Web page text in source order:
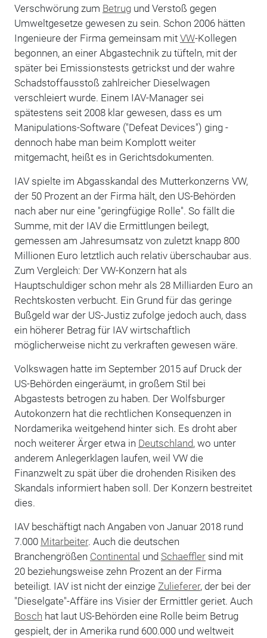
Verschwörung zum Betrugund Verstoß gegen
Umweltgesetze gewesen zu sein. Schon 2006 hätten
Ingenieure der Firma gemeinsam mit VW-Kollegen
begonnen, an einer Abgastechnik zu tüfteln, mit der
später bei Emissionstests getrickst und der wahre
Schadstoffausstoß zahlreicher Dieselwagen
verschleiert wurde. Einem IAV-Manager sei
spätestens seit 2008 klar gewesen, dass es um
Manipulations-Software ("Defeat Devices") ging -
dennoch habe man beim Komplott weiter
mitgemacht, heißt es in Gerichtsdokumenten.
IAV spielte im Abgasskandal des Mutterkonzerns VW,
der 50 Prozent an der Firma hält, den US-Behörden
nach aber nur eine "geringfügige Rolle". So fällt die
Summe, mit der IAV die Ermittlungen beilegt,
gemessen am Jahresumsatz von zuletzt knapp 800
Millionen Euro letztlich auch relativ überschaubar aus.
Zum Vergleich: Der VW-Konzern hat als
Hauptschuldiger schon mehr als 28 Milliarden Euro an
Rechtskosten verbucht. Ein Grund für das geringe
Bußgeld war der US-Justiz zufolge jedoch auch, dass
ein höherer Betrag für IAV wirtschaftlich
möglicherweise nicht zu verkraften gewesen wäre.
Volkswagen hatte im September 2015 auf Druck der
US-Behörden eingeräumt, in großem Stil bei
Abgastests betrogen zu haben. Der Wolfsburger
Autokonzern hat die rechtlichen Konsequenzen in
Nordamerika weitgehend hinter sich. Es droht aber
noch weiterer Ärger etwa in Deutschland, wo unter
anderem Anlegerklagen laufen, weil VW die
Finanzwelt zu spät über die drohenden Risiken des
Skandals informiert haben soll. Der Konzern bestreitet
dies.
IAV beschäftigt nach Angaben von Januar 2018 rund
7.000 Mitarbeiter. Auch die deutschen
Branchengrößen Continental und Schaefflersind mit
20 beziehungsweise zehn Prozent an der Firma
beteiligt. IAV ist nicht der einzige Zulieferer, der bei der
"Dieselgate"-Affäre ins Visier der Ermittler geriet. Auch
Bosch hat laut US-Behörden eine Rolle beim Betrug
gespielt, der in Amerika rund 600.000 und weltweit